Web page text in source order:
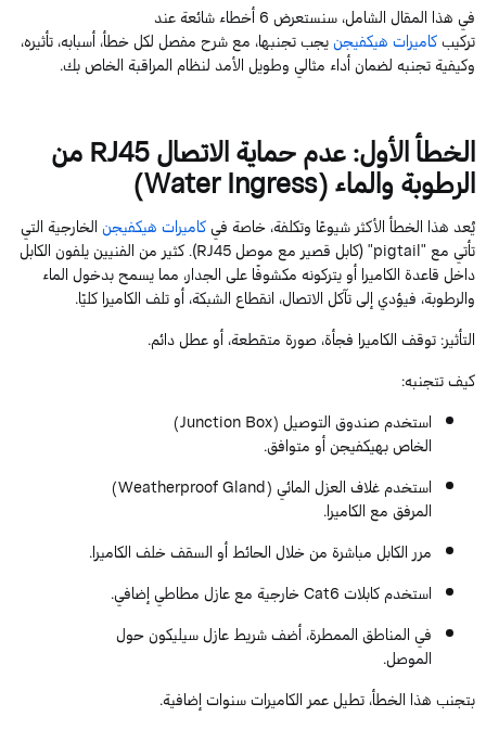
في هذا المقال الشامل، سنستعرض6أخطاء شائعة عند
تركيبكاميراتهيكفيجنيجب تجنبها، مع شرح مفصل لكل خطأ، أسبابه، تأثيره،
وكيفية تجنبه لضمان أداء مثالي وطويل الأمد لنظام المراقبة الخاص بك.
الخطأ الأول: عدم حماية الاتصالRJ45من
الرطوبة والماء ( WaterIngress
)
يُعد هذا الخطأ الأكثر شيوعًا وتكلفة، خاصة فيكاميراتهيكفيجنالخارجية التي
تأتي مع "pigtail" (كابل قصير مع موصلRJ45). كثير من الفنيين يلفون الكابل
داخل قاعدة الكاميرا أو يتركونه مكشوفًا على الجدار، مما يسمح بدخول الماء
والرطوبة، فيؤدي إلى تآكل الاتصال، انقطاع الشبكة، أو تلف الكاميرا كليًا.
التأثير: توقف الكاميرا فجأة، صورة متقطعة، أو عطل دائم.
كيف تتجنبه:
استخدم صندوق التوصيل (
JunctionBox
)
الخاصبهيكفيجنأو متوافق.
استخدم غلاف العزل المائي (
WeatherproofGland
)
المرفق مع الكاميرا.
مرر الكابل مباشرة من خلال الحائط أو السقف خلف الكاميرا.
استخدم كابلاتCat6خارجية مع عازل مطاطي إضافي.
في المناطق الممطرة، أضف شريط عازل سيليكون حول
الموصل.
بتجنب هذا الخطأ، تطيل عمرالكاميراتسنوات إضافية.